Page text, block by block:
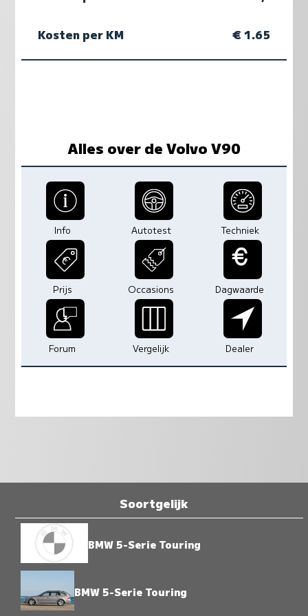
Kosten per KM € 1.65
Alles over de Volvo V90
Info Autotest Techniek
Prijs Occasions Dagwaarde
Forum Vergelijk Dealer
Soortgelijk
BMW 5-Serie Touring
BMW 5-Serie Touring